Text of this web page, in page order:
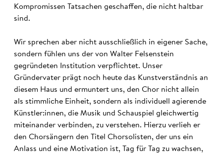
Kompromissen Tatsachen geschaffen, die nicht haltbar
sind.
Wir sprechen aber nicht ausschließlich in eigener Sache,
sondern fühlen uns der von Walter Felsenstein
gegründeten Institution verpflichtet. Unser
Gründervater prägt noch heute das Kunstverständnis an
diesem Haus und ermuntert uns, den Chor nicht allein
als stimmliche Einheit, sondern als individuell agierende
Künstler:innen, die Musik und Schauspiel gleichwertig
miteinander verbinden, zu verstehen. Hierzu verlieh er
den Chorsängern den Titel Chorsolisten, der uns ein
Anlass und eine Motivation ist, Tag für Tag zu wachsen,